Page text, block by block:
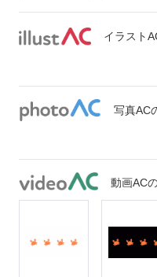
イラスト
写真AC
動画AC